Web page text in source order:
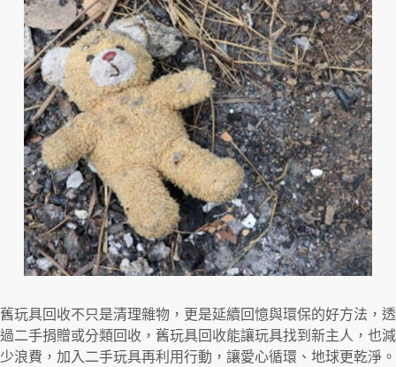
舊玩具回收不只是清理雜物，更是延續回憶與環保的好方法，透
過二手捐贈或分類回收，舊玩具回收能讓玩具找到新主人，也減
少浪費，加入二手玩具再利用行動，讓愛心循環、地球更乾淨。